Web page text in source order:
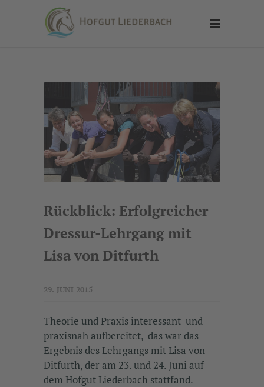
Rückblick: Erfolgreicher
Dressur-Lehrgang mit
Lisa von Ditfurth
29. JUNI 2015
Theorie und Praxis interessant und
praxisnah aufbereitet, das war das
Ergebnis des Lehrgangs mit Lisa von
Ditfurth, der am 23. und 24. Juni auf
dem Hofgut Liederbach stattfand.